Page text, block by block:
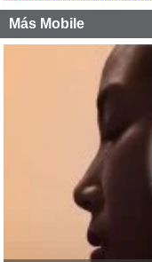
Más Mobile